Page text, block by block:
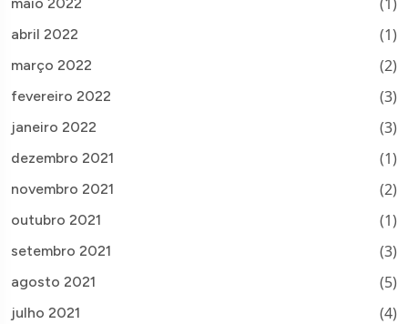
abril 2022 (1)
março 2022 (2)
fevereiro 2022 (3)
janeiro 2022 (3)
dezembro 2021 (1)
novembro 2021 (2)
outubro 2021 (1)
setembro 2021 (3)
agosto 2021 (5)
julho 2021 (4)